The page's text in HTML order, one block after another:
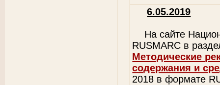
6.05.2019
На сайте
RUSMARC в
Методические
содержания и
2018 в формате